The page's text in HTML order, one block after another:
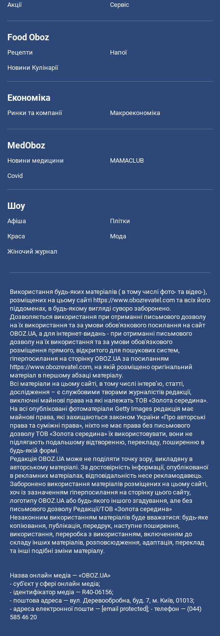
Акції Сервіс
Food Oboz
Рецепти Напої
Новини Кулінарії
Економіка
Ринки та компанії Макроекономіка
MedOboz
Новини медицини MAMACLUB
Covid
Шоу
Афіша Плітки
Краса Мода
Жіночий журнал
Використання будь-яких матеріалів ( в тому числі фото- та відео-),
розміщених на цьому сайті https://www.obozrevatel.com та всіх його
піддоменах, в будь-якому вигляді суворо заборонено.
Дозволяється використання при отриманні письмового дозволу
на їх використання та за умови обов'язкового посилання на сайт
OBOZ.UA, а для інтернет-видань - при отриманні письмового
дозволу на їх використання та за умови обов'язкового
розміщення прямого, відкритого для пошукових систем,
гіперпосилання на сторінку OBOZ.UA за посиланням
https://www.obozrevatel.com, на якій розміщено оригінальний
матеріал в першому абзаці матеріалу.
Всі матеріали на цьому сайті, в тому числі інтерв’ю, статті,
дослідження – є службовими творами журналістів редакції,
виключні майнові права на які належать ТОВ «Золота середина».
На всі опубліковані фотоматеріали Getty Images редакція має
майнові права, які захищаються законом України «Про авторські
права та суміжні права», ніхто не має права без письмового
дозволу ТОВ «Золота середина» їх використовувати, вони не
підлягають подальшому відтворенню, перекладу, поширенню в
будь-якій формі.
Редакція OBOZ.UA може не поділяти точку зору, викладену в
авторському матеріалі. За достовірність інформації, опублікованої
в рекламних матеріалах, відповідальність несе рекламодавець.
Заборонено використання матеріалів розміщених на цьому сайті,
хоч із зазначенням гіперпосилання на сторінку цього сайту,
логотипу OBOZ.UA або будь-якого іншого згадування, але без
письмового дозволу Редакції/ТОВ «Золота середина»
Незаконним використанням матеріалів буде вважатися: будь-яке
копiювання, публiкацiя, передрук, наступне поширення,
використання, переробка з використанням, включенням до
складу інших матеріалів, розповсюдження, адаптація, переклад
та інші подібні зміни матеріалу.
Назва онлайн медіа — «OBOZ.UA»
- суб'єкт у сфері онлайн медіа;
- ідентифікатор медіа — R40-06156;
- поштова адреса — вул. Деревообробна, буд. 7, м. Київ, 01013;
- адреса електронної пошти — [email protected]; - телефон — (044)
585 46 20